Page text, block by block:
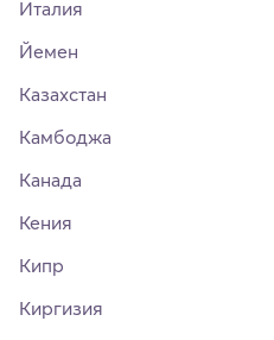
Италия
Йемен
Казахстан
Камбоджа
Канада
Кения
Кипр
Киргизия